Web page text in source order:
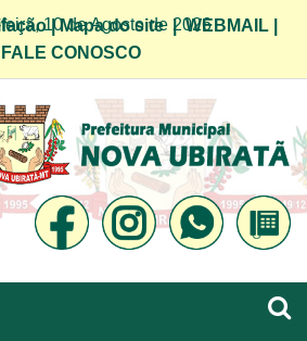
10 de Agosto de 2026
|Mapa do site|WEBMAIL
FALE CONOSCO